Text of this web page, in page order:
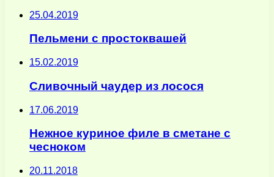
25.04.2019
Пельмени с простоквашей
15.02.2019
Сливочный чаудер из лосося
17.06.2019
Нежное куриное филе в сметане с
чесноком
20.11.2018